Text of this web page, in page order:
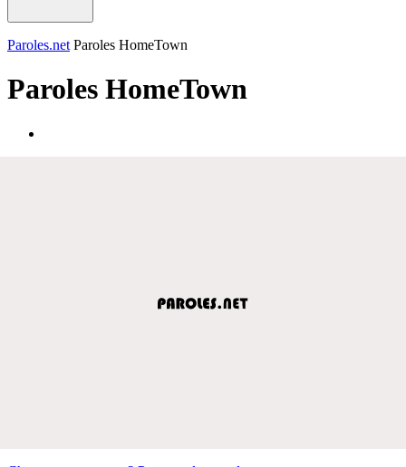
Paroles.net Paroles HomeTown
Paroles HomeTown